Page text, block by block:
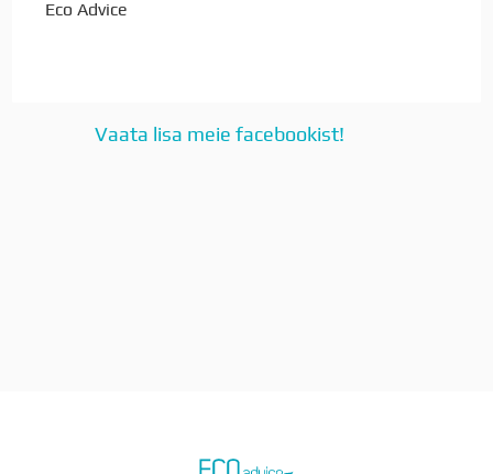
Eco Advice
Vaata lisa meie facebookist!